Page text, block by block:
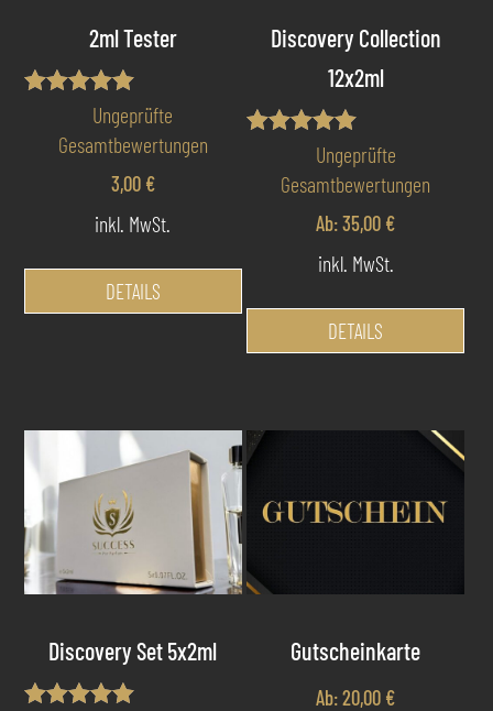
2ml Tester
Bewertet mit
5.00
von 5
Ungeprüfte
Gesamtbewertungen
3,00 €
inkl. MwSt.
DETAILS
Discovery Collection
12x2ml
Bewertet mit
5.00
von 5
Ungeprüfte
Gesamtbewertungen
Ab:35,00 €
inkl. MwSt.
DETAILS
Discovery Set 5x2ml Gutscheinkarte
Ab:20,00 €